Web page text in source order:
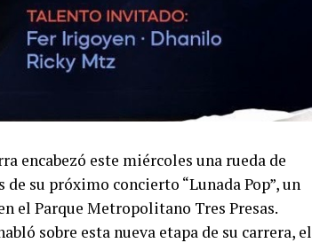
encabezó este miércoles una rueda de
su próximo concierto “Lunada Pop”, un
el Parque Metropolitano Tres Presas.
sobre esta nueva etapa de su carrera, el